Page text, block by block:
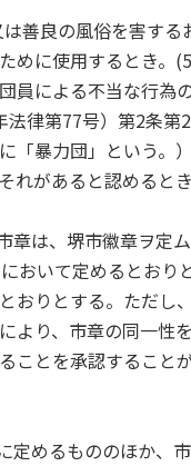
善良の風俗を害する
めに使用するとき
員による不当な行為
法律第77号）第2条第
「暴力団」という。
れがあると認めるとき
章は、堺市徽章ヲ定
おいて定めるとおり
おりとする。ただし
より、市章の同一性
ことを承認すること
定めるもののほか、